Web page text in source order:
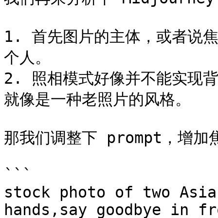
1. 首先图片的主体，或者说
个人。
2. 照相模式好像并不能实现
就像是一种老照片的风格。
那我们调整下 prompt，增加
```
stock photo of two
hands,say goodbye in